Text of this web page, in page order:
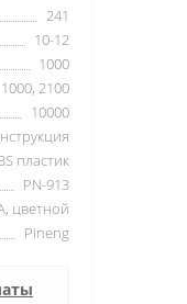
241
10-12
1000
1000, 2100
10000
пластик
PN-913
цветной
Pineng